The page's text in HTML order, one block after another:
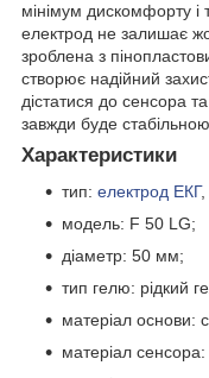
мінімум дискомфорту і
електрод не залишає
зроблена з
створює надійний
дістатися до сенсора
завжди буде
Характеристики
тип: електрод ЕКГ,
модель: F 50 LG;
діаметр: 50 мм;
тип гелю: рідкий
матеріал основи:
матеріал